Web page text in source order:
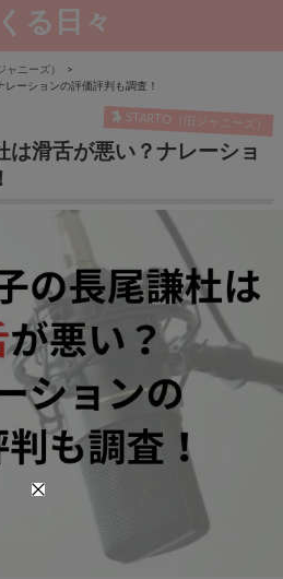
る日々
ャニーズ）
ーションの評価評判も調査！
STARTO（旧ジャニーズ）
は滑舌が悪い？ナレーショ